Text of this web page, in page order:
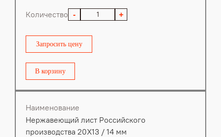
Количество - +
Запросить цену
В корзину
Наименование
Нержавеющий лист Российского
производства 20Х13 / 14 мм